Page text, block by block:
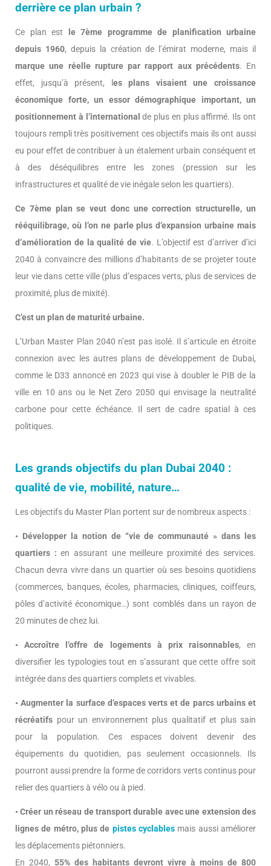
derrière ce plan urbain ?
Ce plan est
le 7ème programme de planification urbaine
depuis 1960, depuis la création de l’émirat moderne, mais il
marque une réelle rupture par rapport aux précédents. En
effet, jusqu’à présent, l es plans visaient une croissance
économique forte, un essor démographique important, un
positionnement à l’international de plus en plus affirmé. Ils ont
toujours rempli très positivement ces objectifs mais ils ont aussi
eu pour effet de contribuer à un étalement urbain conséquent et
à des déséquilibres entre les zones (pression sur les
infrastructures et qualité de vie inégale selon les quartiers).
Ce 7ème plan se veut donc une correction structurelle, un
rééquilibrage, où l’on ne parle plus d’expansion urbaine mais
d’amélioration de la qualité de vie. L’objectif est d’arriver d’ici
2040 à convaincre des millions d’habitants de se projeter toute
leur vie dans cette ville (plus d’espaces verts, plus de services de
proximité, plus de mixité).
C’est un plan de maturité urbaine.
L’Urban Master Plan 2040 n’est pas isolé. Il s’articule en étroite
connexion avec les autres plans de développement de Dubai,
comme le D33 annoncé en 2023 qui vise à doubler le PIB de la
ville en 10 ans ou le Net Zero 2050 qui envisage la neutralité
carbone pour cette échéance. Il sert de cadre spatial à ces
politiques.
Les grands objectifs du plan Dubai 2040 :
qualité de vie, mobilité, nature…
Les objectifs du Master Plan portent sur de nombreux aspects :
• Développer la notion de “vie de communauté » dans les
quartiers :en assurant une meilleure proximité des services.
Chacun devra vivre dans un quartier où ses besoins quotidiens
(commerces, banques, écoles, pharmacies, cliniques, coiffeurs,
pôles d’activité économique…) sont comblés dans un rayon de
20 minutes de chez lui.
• Accroître l’offre de logements à prix raisonnables, en
diversifier les typologies tout en s’assurant que cette offre soit
intégrée dans des quartiers complets et vivables.
• Augmenter la surface d’espaces verts et de parcs urbains et
récréatifs pour un environnement plus qualitatif et plus sain
pour la population. Ces espaces doivent devenir des
équipements du quotidien, pas seulement occasionnels. Ils
pourront aussi prendre la forme de corridors verts continus pour
relier des quartiers à vélo ou à pied.
• Créer un réseau de transport durable avec une extension des
lignes de métro, plus de pistes cyclables mais aussi améliorer
les déplacements piétonniers.
En 2040, 55% des habitants devront vivre à moins de 800